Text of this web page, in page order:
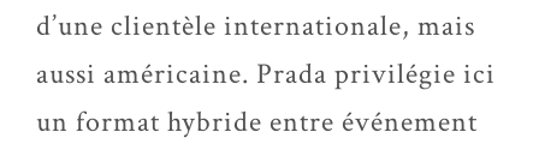
d’une clientèle internationale, mais
aussi américaine. Prada privilégie ici
un format hybride entre événement